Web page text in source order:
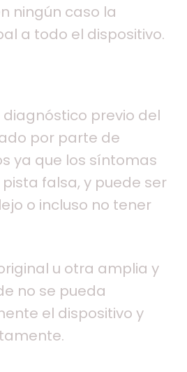
ningún caso la
a todo el dispositivo.
diagnóstico previo del
por parte de
ya que los síntomas
falsa, y puede ser
o incluso no tener
u otra amplia y
no se pueda
el dispositivo y